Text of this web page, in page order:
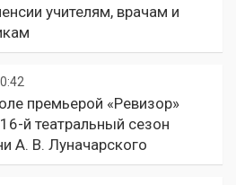
учителям, врачам и
премьерой «Ревизор»
й театральный сезон
А. В. Луначарского